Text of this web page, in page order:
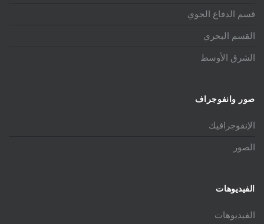
قسم الدفاع الجوي
القسم البحري
الشرق الأوسط
صور وانفوجراف
الإنفوجرافيك
الصور
الفيديوهات
الفيديوهات